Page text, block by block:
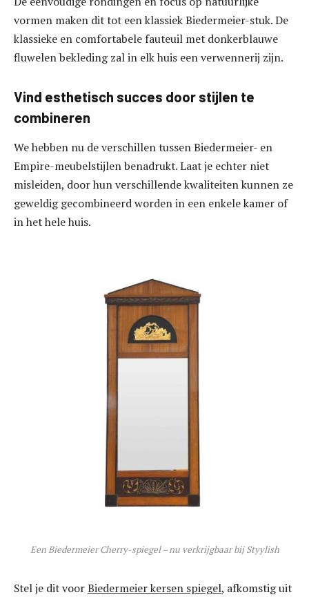
vormen maken dit tot een klassiek Biedermeier-stuk. De
klassieke en comfortabele fauteuil met donkerblauwe
fluwelen bekleding zal in elk huis een verwennerij zijn.
Vind esthetisch succes door stijlen te
combineren
We hebben nu de verschillen tussen Biedermeier- en
Empire-meubelstijlen benadrukt. Laat je echter niet
misleiden, door hun verschillende kwaliteiten kunnen ze
geweldig gecombineerd worden in een enkele kamer of
in het hele huis.
Een Biedermeier Cherry-spiegel – nu verkrijgbaar bij Styylish
Stel je dit voorBiedermeier kersen spiegel, afkomstig uit